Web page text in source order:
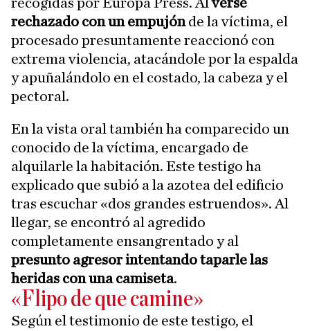
rechazado con un empujónde la víctima, el
procesado presuntamente reaccionó con
extrema violencia, atacándole por la espalda
y apuñalándolo en el costado, la cabeza y el
pectoral.
En la vista oral también ha comparecido un
conocido de la víctima, encargado de
alquilarle la habitación. Este testigo ha
explicado que subió a la azotea del edificio
tras escuchar «dos grandes estruendos». Al
llegar, se encontró al agredido
completamente ensangrentado y al
presunto agresor intentando taparle las
heridas con una camiseta.
«Flipo de que camine»
Según el testimonio de este testigo, el